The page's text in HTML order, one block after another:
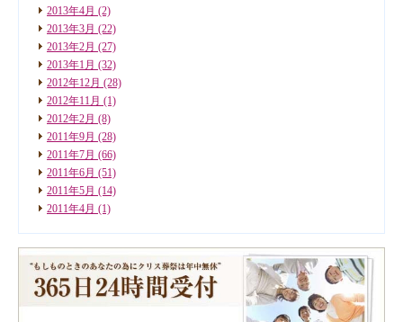
2013年4月 (2)
2013年3月 (22)
2013年2月 (27)
2013年1月 (32)
2012年12月 (28)
2012年11月 (1)
2012年2月 (8)
2011年9月 (28)
2011年7月 (66)
2011年6月 (51)
2011年5月 (14)
2011年4月 (1)